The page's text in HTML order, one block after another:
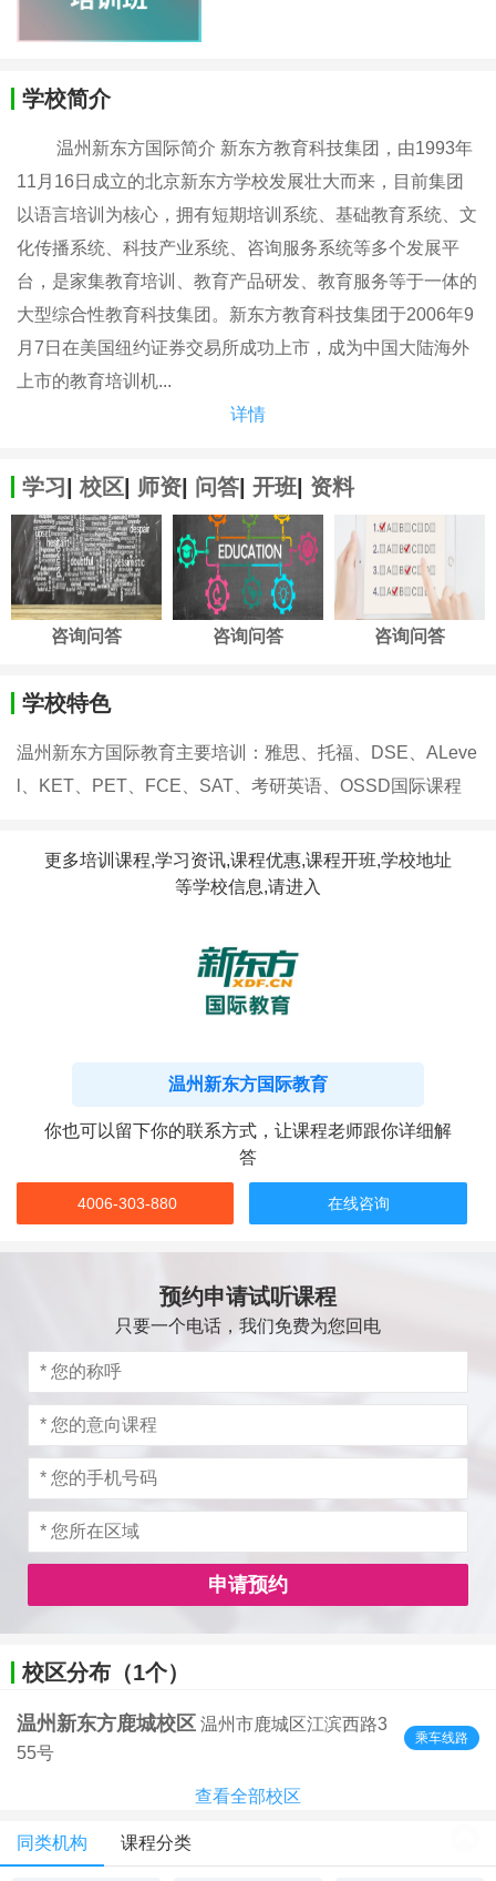
学校简介
温州新东方国际简介 新东方教育科技集团，由1993年
11月16日成立的北京新东方学校发展壮大而来，目前集团
以语言培训为核心，拥有短期培训系统、基础教育系统、文
化传播系统、科技产业系统、咨询服务系统等多个发展平
台，是家集教育培训、教育产品研发、教育服务等于一体的
大型综合性教育科技集团。新东方教育科技集团于2006年9
月7日在美国纽约证券交易所成功上市，成为中国大陆海外
上市的教育培训机...
详情
学习 校区 师资 问答 开班 资料
咨询问答 咨询问答 咨询问答
学校特色
温州新东方国际教育主要培训：雅思、托福、DSE、ALeve
l、KET、PET、FCE、SAT、考研英语、OSSD国际课程
更多培训课程,学习资讯,课程优惠,课程开班,学校地址
等学校信息,请进入
温州新东方国际教育
你也可以留下你的联系方式，让课程老师跟你详细解
答
4006-303-880 在线咨询
预约申请试听课程
只要一个电话，我们免费为您回电
申请预约
校区分布（1个）
温州新东方鹿城校区 温州市鹿城区江滨西路3
55号
乘车线路
查看全部校区
同类机构 课程分类